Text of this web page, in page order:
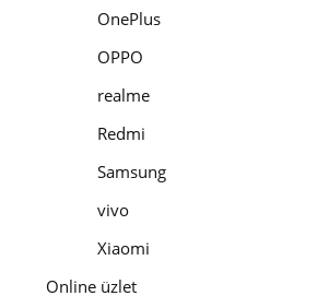
OnePlus
OPPO
realme
Redmi
Samsung
vivo
Xiaomi
Online üzlet